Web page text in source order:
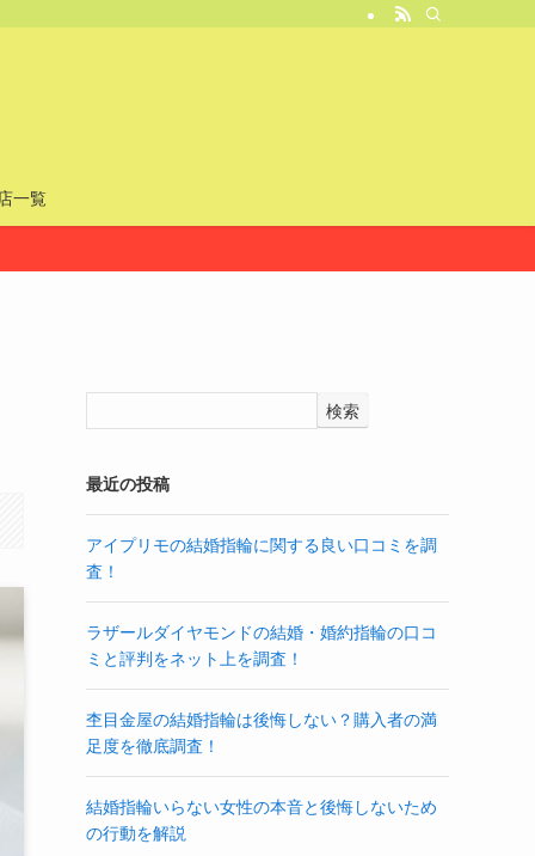
一覧
検索
最近の投稿
アイプリモの結婚指輪に関する良い口コミを調
査！
ラザールダイヤモンドの結婚・婚約指輪の口コ
ミと評判をネット上を調査！
杢目金屋の結婚指輪は後悔しない？購入者の満
足度を徹底調査！
結婚指輪いらない女性の本音と後悔しないため
の行動を解説